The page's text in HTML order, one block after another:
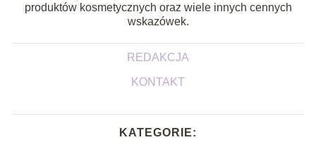
produktów kosmetycznych oraz wiele innych cennych
wskazówek.
REDAKCJA
KONTAKT
KATEGORIE: